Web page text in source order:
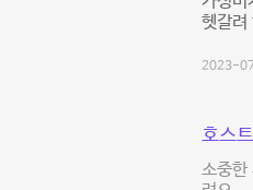
헷갈
2023-
호스
소중한